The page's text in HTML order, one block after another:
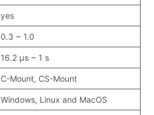
yes
0.3 ~ 1.0
16.2 μs ~ 1 s
C-Mount, CS-Mount
Windows, Linux and MacOS